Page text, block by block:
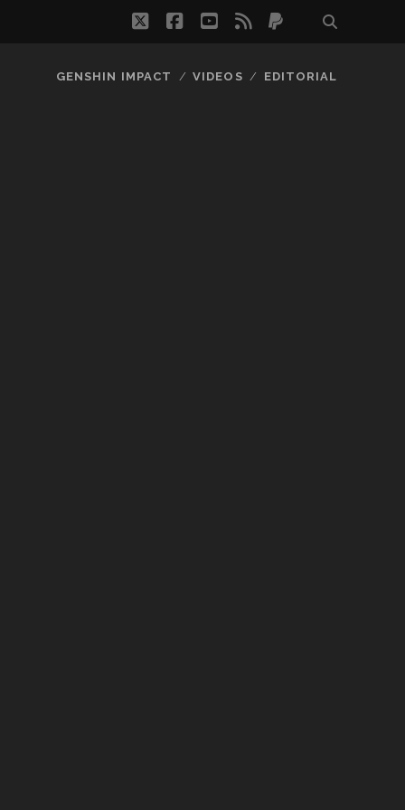
twitterfacebook
youtube
rss paypal
GENSHIN IMPACT VIDEOS EDITORIAL